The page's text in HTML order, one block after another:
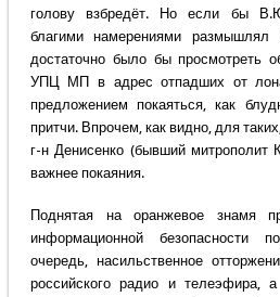
голову взбредёт. Но если бы
благими намерениями
достаточно было бы просмотреть
УПЦ МП в адрес отпадших от
предложением покаяться, как
притчи. Впрочем, как видно, для
г-н Денисенко (бывший митрополит
важнее покаяния.
Поднятая на оранжевое знамя
информационной безопасности
очередь, насильственное
российского радио и